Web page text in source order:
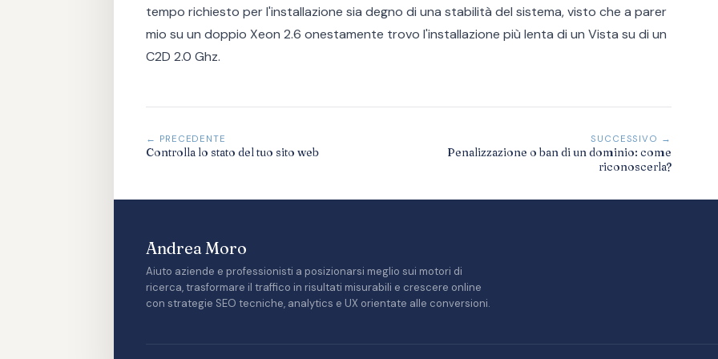
tempo richiesto per l'installazione sia degno di una stabilità del sistema, visto che a parer
mio su un doppio Xeon 2.6 onestamente trovo l'installazione più lenta di un Vista su di un
C2D 2.0 Ghz.
← PRECEDENTE
Controlla lo stato del tuo sito web
SUCCESSIVO →
Penalizzazione o ban di un dominio: come
riconoscerla?
Andrea Moro
Aiuto aziende e professionisti a posizionarsi meglio sui motori di
ricerca, trasformare il traffico in risultati misurabili e crescere online
con strategie SEO tecniche, analytics e UX orientate alle conversioni.